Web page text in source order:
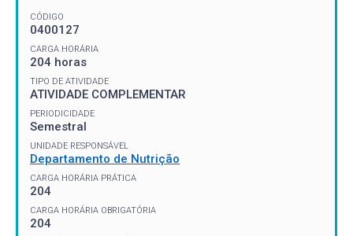
CÓDIGO
0400127
CARGA HORÁRIA
204 horas
TIPO DE ATIVIDADE
ATIVIDADE COMPLEMENTAR
PERIODICIDADE
Semestral
UNIDADE RESPONSÁVEL
Departamento de Nutrição
CARGA HORÁRIA PRÁTICA
204
CARGA HORÁRIA OBRIGATÓRIA
204